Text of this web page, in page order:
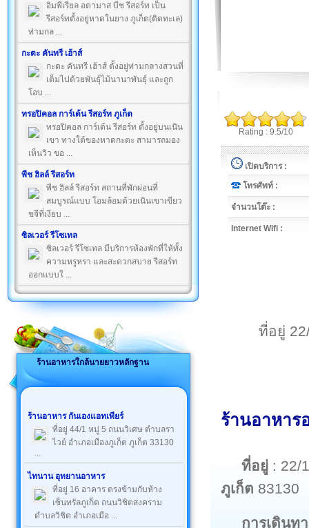
อิมพีเรียล อดามาส บีช รีสอร์ท เป็น
รีสอร์ทตั้งอยู่หาดในยาง ภูเก็ต(ติดทะเล)
ท่ามกล ...
กะตะ คันทรี เฮ้าส์
กะตะ คันทรี เฮ้าส์ ตั้งอยู่ท่ามกลางสวนที่
เต็มไปด้วยพันธุ์ไม้นานาพันธุ์ และถูก
โอบ ...
ทรอปิคอล การ์เด้น รีสอร์ท ภูเก็ต
ทรอปิคอล การ์เด้น รีสอร์ท ตั้งอยู่บนเนิน
เขา ทางใต้ของหาดกะตะ สามารถมอง
เห็นวิว ขอ ...
พีช ฮิลล์ รีสอร์ท
พีช ฮิลล์ รีสอร์ท สถานที่พักผ่อนที่
สมบูรณ์แบบ โอมล้อมด้วยเนินเขาเขียว
ขจีที่เงียบ ...
ซิลเวอร์ รีโซเทล
ซิลเวอร์ รีโซเทล มีบริการห้องพักที่ให้ทั้ง
ความหรูหรา และสะดวกสบาย รีสอร์ท
ออกแบบใ ...
ร้านอาหารใกล้นายยาวหลักฐาน
ร้านอาหาร กันเองแอทเพียร์
ที่อยู่ 44/1 หมู่ 5 ถนนวิเศษ ตำบลรา
ไวย์ อำเภอเมืองภูเก็ต ภูเก็ต 33130
...
ไทนาน อุทยานอาหาร
ที่อยู่ 16 อาคาร ตรงข้ามกับห้าง
เซ็นทรัลภูเก็ต ถนนวิชิตสงคราม
ตำบลวิชิต อำเภอเมือ ...
Rating : 9.5/10
เปิดบริการ :
โทรศัพท์ :
จำนวนโต๊ะ :
Internet Wifi :
ที่อยู่
ร้านอาหาร
ที่อยู่ : 22/
ภูเก็ต 83130
การเดินท